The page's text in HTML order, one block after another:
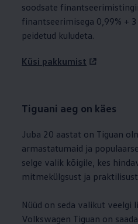
soodsate
finantseerimisega 0,99% +
peidetud kuludeta.
Küsi pakkumist
Tiguani aeg on käes
Juba 20 aastat on Tiguan
armastatumaid ja
selge valik kõigile, kes
mitmekülgsust ja
Nüüd on seda valikut veelgi
Volkswagen Tiguan on